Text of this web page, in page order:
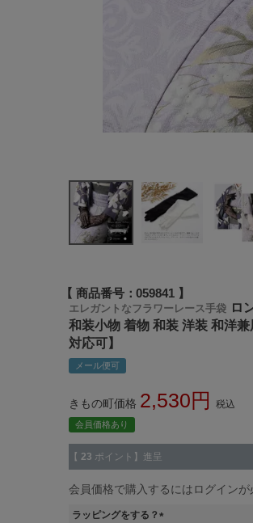
商品番号 059841
エレガントなフラワーレース手袋 ロ
和装小物 着物 和装 洋装 和洋
対応可】
メール便可
きもの町価格 2,530 税込
会員価格あり
【 23 ポイント】進呈
会員価格で購入するにはログインが
ラッピングをする？